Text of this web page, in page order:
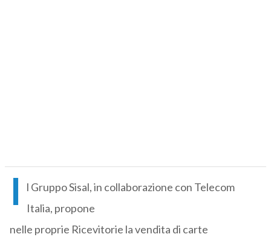
I
l Gruppo Sisal, in collaborazione con Telecom
Italia, propone
nelle proprie Ricevitorie la vendita di carte